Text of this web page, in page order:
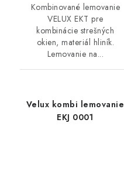
Kombinované lemovanie
VELUX EKT pre
kombinácie strešných
okien, materiál hliník.
Lemovanie na...
Velux kombi lemovanie
EKJ 0001